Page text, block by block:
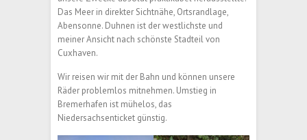
Das Meer in direkter Sichtnähe, Ortsrandlage,
Abensonne. Duhnen ist der westlichste und
meiner Ansicht nach schönste Stadteil von
Cuxhaven.
Wir reisen wir mit der Bahn und können unsere
Räder problemlos mitnehmen. Umstieg in
Bremerhafen ist mühelos, das
Niedersachsenticket günstig.